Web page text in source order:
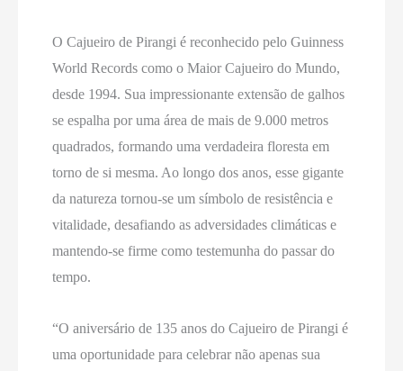
O Cajueiro de Pirangi é reconhecido pelo Guinness
World Records como o Maior Cajueiro do Mundo,
desde 1994. Sua impressionante extensão de galhos
se espalha por uma área de mais de 9.000 metros
quadrados, formando uma verdadeira floresta em
torno de si mesma. Ao longo dos anos, esse gigante
da natureza tornou-se um símbolo de resistência e
vitalidade, desafiando as adversidades climáticas e
mantendo-se firme como testemunha do passar do
tempo.
“O aniversário de 135 anos do Cajueiro de Pirangi é
uma oportunidade para celebrar não apenas sua